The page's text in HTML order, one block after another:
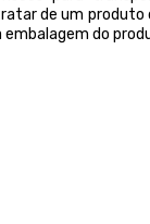
de um produto
do